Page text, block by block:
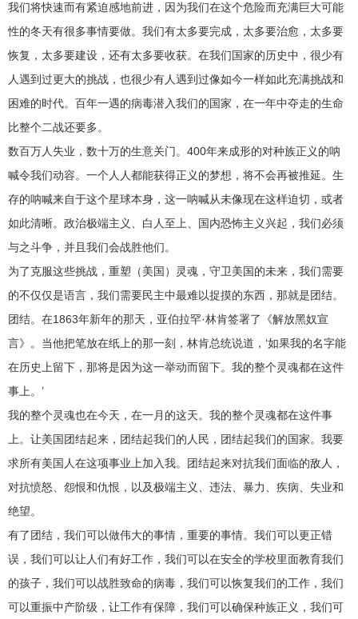
我们将快速而有紧迫感地前进，因为我们在这个危险而充满巨大可能
性的冬天有很多事情要做。我们有太多要完成，太多要治愈，太多要
恢复，太多要建设，还有太多要收获。在我们国家的历史中，很少有
人遇到过更大的挑战，也很少有人遇到过像如今一样如此充满挑战和
困难的时代。百年一遇的病毒潜入我们的国家，在一年中夺走的生命
比整个二战还要多。
数百万人失业，数十万的生意关门。400年来成形的对种族正义的呐
喊令我们动容。一个人人都能获得正义的梦想，将不会再被推延。生
存的呐喊来自于这个星球本身，这一呐喊从未像现在这样迫切，或者
如此清晰。政治极端主义、白人至上、国内恐怖主义兴起，我们必须
与之斗争，并且我们会战胜他们。
为了克服这些挑战，重塑（美国）灵魂，守卫美国的未来，我们需要
的不仅仅是语言，我们需要民主中最难以捉摸的东西，那就是团结。
团结。在1863年新年的那天，亚伯拉罕·林肯签署了《解放黑奴宣
言》。当他把笔放在纸上的那一刻，林肯总统说道，‘如果我的名字能
在历史上留下，那将是因为这一举动而留下。我的整个灵魂都在这件
事上。’
我的整个灵魂也在今天，在一月的这天。我的整个灵魂都在这件事
上。让美国团结起来，团结起我们的人民，团结起我们的国家。我要
求所有美国人在这项事业上加入我。团结起来对抗我们面临的敌人，
对抗愤怒、怨恨和仇恨，以及极端主义、违法、暴力、疾病、失业和
绝望。
有了团结，我们可以做伟大的事情，重要的事情。我们可以更正错
误，我们可以让人们有好工作，我们可以在安全的学校里面教育我们
的孩子，我们可以战胜致命的病毒，我们可以恢复我们的工作，我们
可以重振中产阶级，让工作有保障，我们可以确保种族正义，我们可